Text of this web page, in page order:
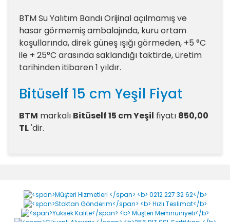
BTM Su Yalıtım Bandı Orijinal açılmamış ve
hasar görmemiş ambalajında, kuru ortam
koşullarında, direk güneş ışığı görmeden, +5 °C
ile + 25°C arasında saklandığı taktirde, üretim
tarihinden itibaren 1 yıldır.
Bitüself 15 cm Yeşil Fiyat
BTM markalı Bitüself 15 cm Yeşil fiyatı 850,00
TL'dir.
Bu ürüne ilk yorumu siz yapın!